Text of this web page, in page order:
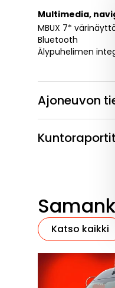
Multimedia,
MBUX 7*
Bluetooth
Älypuhelimen
Ajoneuvon
Kuntoraportit
Katso kaikki